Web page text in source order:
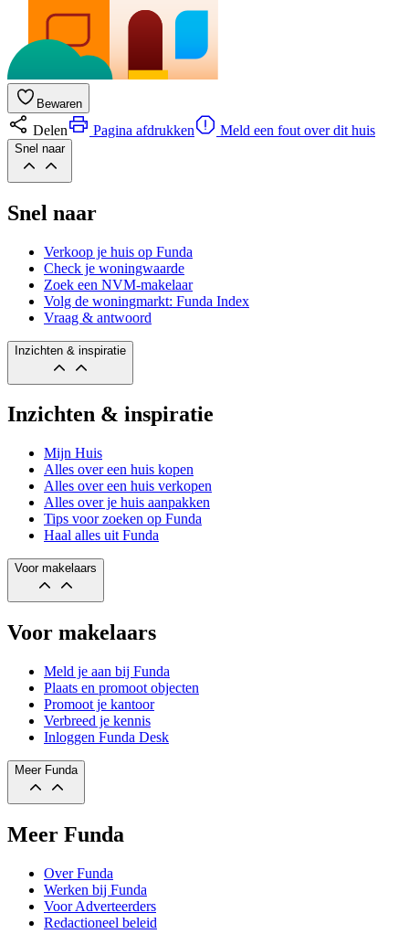
Bewaren
Delen Pagina afdrukken Meld een fout over dit huis
Snel naar
Snel naar
Verkoop je huis op Funda
Check je woningwaarde
Zoek een NVM-makelaar
Volg de woningmarkt: Funda Index
Vraag & antwoord
Inzichten & inspiratie
Inzichten & inspiratie
Mijn Huis
Alles over een huis kopen
Alles over een huis verkopen
Alles over je huis aanpakken
Tips voor zoeken op Funda
Haal alles uit Funda
Voor makelaars
Voor makelaars
Meld je aan bij Funda
Plaats en promoot objecten
Promoot je kantoor
Verbreed je kennis
Inloggen Funda Desk
Meer Funda
Meer Funda
Over Funda
Werken bij Funda
Voor Adverteerders
Redactioneel beleid